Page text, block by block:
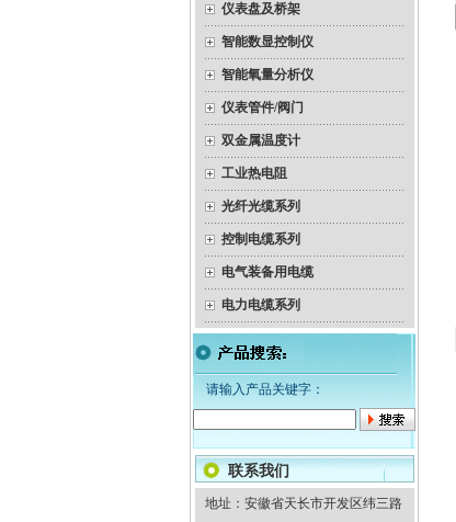
仪表盘及桥架
智能数显控制仪
智能氧量分析仪
仪表管件/阀门
双金属温度计
工业热电阻
光纤光缆系列
控制电缆系列
电气装备用电缆
电力电缆系列
请输入产品关键字：
联系我们
地址：安徽省天长市开发区纬三路